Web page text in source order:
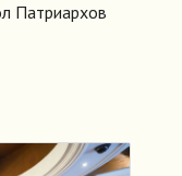
Патриархов